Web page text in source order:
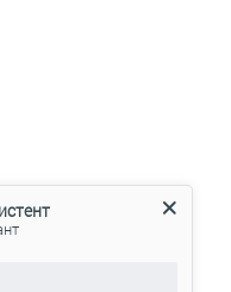
помогу вам в